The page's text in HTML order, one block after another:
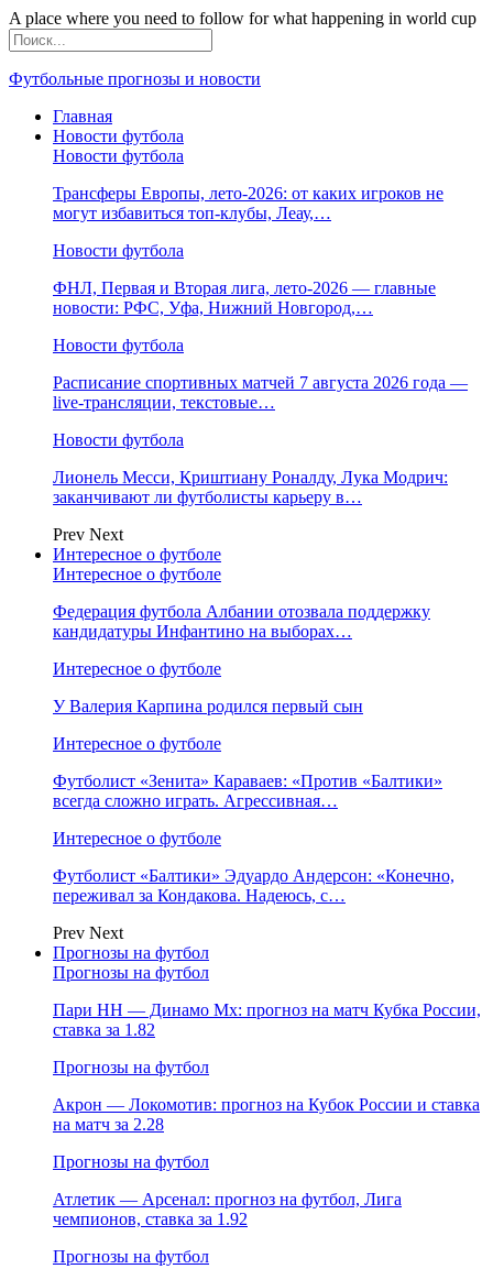
A place where you need to follow for what happening in world cup
Футбольные прогнозы и новости
Главная
Новости футбола
Новости футбола
Трансферы Европы, лето-2026: от каких игроков не
могут избавиться топ-клубы, Леау,…
Новости футбола
ФНЛ, Первая и Вторая лига, лето-2026 — главные
новости: РФС, Уфа, Нижний Новгород,…
Новости футбола
Расписание спортивных матчей 7 августа 2026 года —
live-трансляции, текстовые…
Новости футбола
Лионель Месси, Криштиану Роналду, Лука Модрич:
заканчивают ли футболисты карьеру в…
Prev Next
Интересное о футболе
Интересное о футболе
Федерация футбола Албании отозвала поддержку
кандидатуры Инфантино на выборах…
Интересное о футболе
У Валерия Карпина родился первый сын
Интересное о футболе
Футболист «Зенита» Караваев: «Против «Балтики»
всегда сложно играть. Агрессивная…
Интересное о футболе
Футболист «Балтики» Эдуардо Андерсон: «Конечно,
переживал за Кондакова. Надеюсь, с…
Prev Next
Прогнозы на футбол
Прогнозы на футбол
Пари НН — Динамо Мх: прогноз на матч Кубка России,
ставка за 1.82
Прогнозы на футбол
Акрон — Локомотив: прогноз на Кубок России и ставка
на матч за 2.28
Прогнозы на футбол
Атлетик — Арсенал: прогноз на футбол, Лига
чемпионов, ставка за 1.92
Прогнозы на футбол